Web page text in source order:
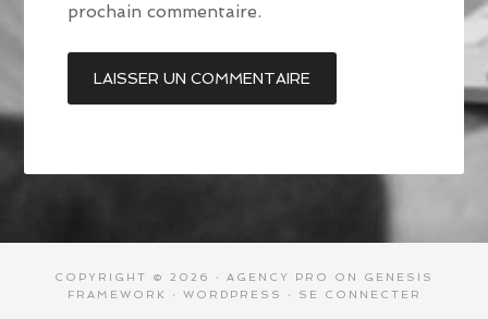
prochain commentaire.
COPYRIGHT © 2026 · AGENCY PRO ON GENESIS
FRAMEWORK
· WORDPRESS · SE CONNECTER